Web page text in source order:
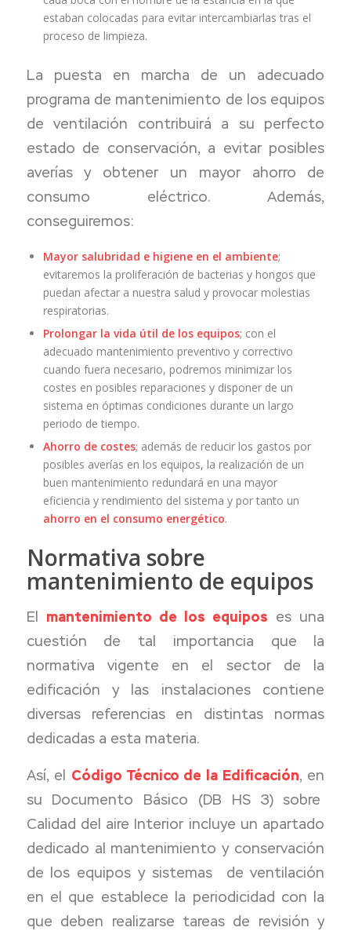
estaban colocadas para evitar intercambiarlas tras el
proceso de limpieza.
La puesta en marcha de un adecuado
programa de mantenimiento de los equipos
de ventilación contribuirá a su perfecto
estado de conservación, a evitar posibles
averías y obtener un mayor ahorro de
consumo eléctrico. Además,
conseguiremos:
Mayor salubridad e higiene en el ambiente;
evitaremos la proliferación de bacterias y hongos que
puedan afectar a nuestra salud y provocar molestias
respiratorias.
Prolongar la vida útil de los equipos; con el
adecuado mantenimiento preventivo y correctivo
cuando fuera necesario, podremos minimizar los
costes en posibles reparaciones y disponer de un
sistema en óptimas condiciones durante un largo
periodo de tiempo.
Ahorro de costes; además de reducir los gastos por
posibles averías en los equipos, la realización de un
buen mantenimiento redundará en una mayor
eficiencia y rendimiento del sistema y por tanto un
ahorro en el consumo energético.
Normativa sobre
mantenimiento de equipos
El mantenimiento de los equipos es una
cuestión de tal importancia que la
normativa vigente en el sector de la
edificación y las instalaciones contiene
diversas referencias en distintas normas
dedicadas a esta materia.
Así, el Código Técnico de la Edificación, en
su Documento Básico (DB HS 3) sobre
Calidad del aire Interior incluye un apartado
dedicado al mantenimiento y conservación
de los equipos y sistemas de ventilación
en el que establece la periodicidad con la
que deben realizarse tareas de revisión y